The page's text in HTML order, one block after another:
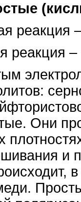
реакция
реакция
Они
и